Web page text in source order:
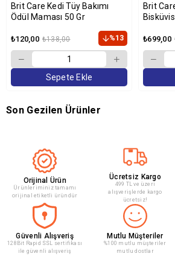
Brit Care Kedi Tüy Bakımı
Ödül Maması 50 Gr
₺120,00 ₺138,00 %13
Sepete Ekle
Brit
₺699,00
Son Gezilen Ürünler
Orijinal Ürün
Ürünleriminiz tamamı
orijinal etiketli üründür
Ücretsiz Kargo
499 TL ve üzeri
alışverişlerde kargo
ücretsiz!
Güvenli Alışveriş
128Bit Rapid SSL sertifikası
ile güvenli alışveriş
Mutlu Müşteriler
%100 mutlu müşteriler
mutlu dostlar